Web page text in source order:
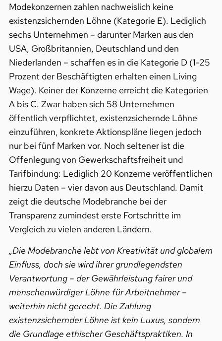
Modekonzernen zahlen nachweislich keine
existenzsichernden Löhne (Kategorie E). Lediglich
sechs Unternehmen – darunter Marken aus den
USA, Großbritannien, Deutschland und den
Niederlanden – schaffen es in die Kategorie D (1-25
Prozent der Beschäftigten erhalten einen Living
Wage). Keiner der Konzerne erreicht die Kategorien
A bis C. Zwar haben sich 58 Unternehmen
öffentlich verpflichtet, existenzsichernde Löhne
einzuführen, konkrete Aktionspläne liegen jedoch
nur bei fünf Marken vor. Noch seltener ist die
Offenlegung von Gewerkschaftsfreiheit und
Tarifbindung: Lediglich 20 Konzerne veröffentlichen
hierzu Daten – vier davon aus Deutschland. Damit
zeigt die deutsche Modebranche bei der
Transparenz zumindest erste Fortschritte im
Vergleich zu vielen anderen Ländern.
„Die Modebranche lebt von Kreativität und globalem
Einfluss, doch sie wird ihrer grundlegendsten
Verantwortung – der Gewährleistung fairer und
menschenwürdiger Löhne für Arbeitnehmer –
weiterhin nicht gerecht. Die Zahlung
existenzsichernder Löhne ist kein Luxus, sondern
die Grundlage ethischer Geschäftspraktiken. In